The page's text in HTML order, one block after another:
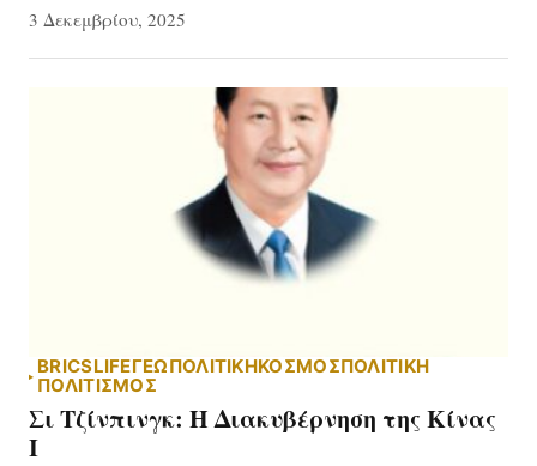
3 Δεκεμβρίου, 2025
BRICSLIFEΓΕΩΠΟΛΙΤΙΚΗΚΟΣΜΟΣΠΟΛΙΤΙΚΗ
ΠΟΛΙΤΙΣΜΟΣ
Σι Τζίνπινγκ: Η Διακυβέρνηση της Κίνας
Ι